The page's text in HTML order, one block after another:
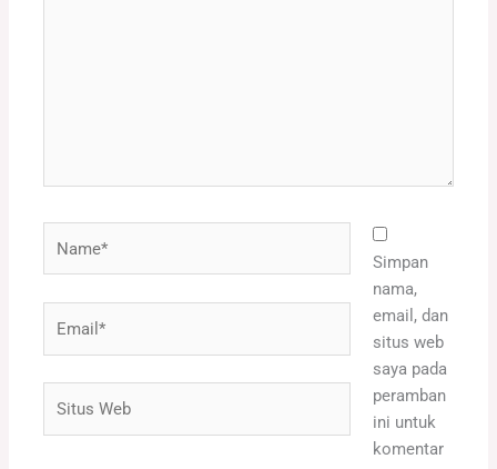
Simpan
nama,
email, dan
situs web
saya pada
peramban
ini untuk
komentar